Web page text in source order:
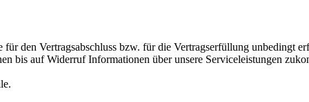
den Vertragsabschluss bzw. für die Vertragserfüllung unbedingt
bis auf Widerruf Informationen über unsere Serviceleistungen